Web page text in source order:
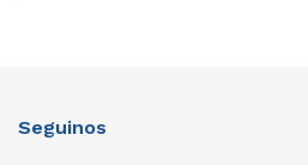
Seguinos